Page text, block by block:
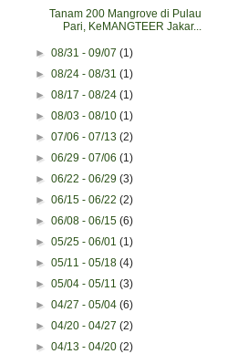
Tanam 200 Mangrove di Pulau
Pari, KeMANGTEER Jakar...
►08/31 - 09/07(1)
►08/24 - 08/31(1)
►08/17 - 08/24(1)
►08/03 - 08/10(1)
►07/06 - 07/13(2)
►06/29 - 07/06(1)
►06/22 - 06/29(3)
►06/15 - 06/22(2)
►06/08 - 06/15(6)
►05/25 - 06/01(1)
►05/11 - 05/18(4)
►05/04 - 05/11(3)
►04/27 - 05/04(6)
►04/20 - 04/27(2)
►04/13 - 04/20(2)